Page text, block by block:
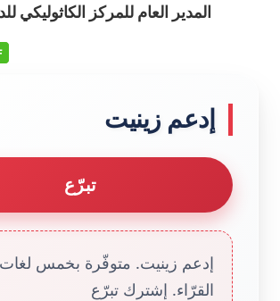
المدير العام للمركز الكاثوليكي
إدعم زينيت
تبرّع
إدعم زينيت. متوفّرة بخمس
القرّاء. إشترك تبرّع